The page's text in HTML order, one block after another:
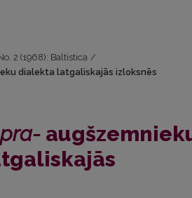
2 (1968): Baltistica /
dialekta latgaliskajās izloksnēs
pra-